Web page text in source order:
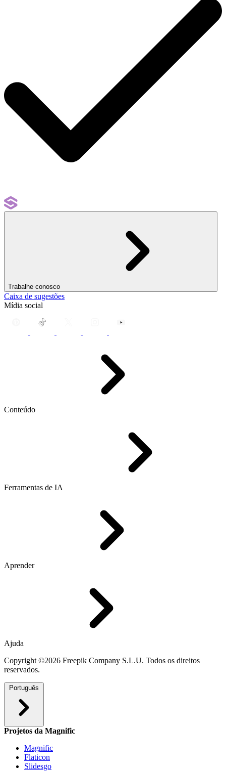
Trabalhe conosco
Caixa de sugestões
Mídia social
Conteúdo
Ferramentas de IA
Aprender
Ajuda
Copyright ©2026 Freepik Company S.L.U. Todos os direitos
reservados.
Português
Projetos da Magnific
Magnific
Flaticon
Slidesgo